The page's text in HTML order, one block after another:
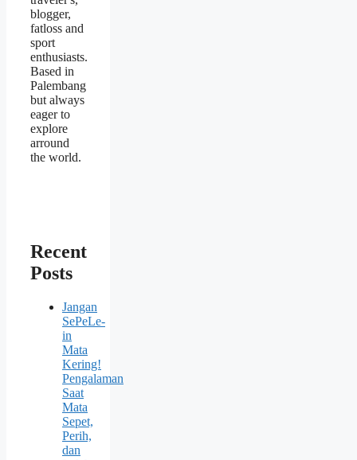
blogger,
fatloss and
sport
enthusiasts.
Based in
Palembang
but always
eager to
explore
arround
the world.
Recent
Posts
Jangan
SePeLe-
in
Mata
Kering!
Pengalaman
Saat
Mata
Sepet,
Perih,
dan